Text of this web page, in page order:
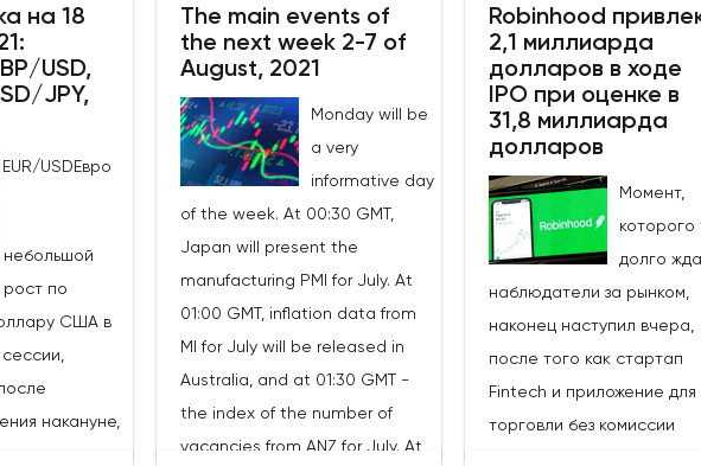
на 18
USD,
JPY,
EUR/USDЕвро
по
США в
накануне,
The main events of
the next week 2-7 of
August, 2021
Monday will be
a very
informative day
of the week. At 00:30 GMT,
Japan will present the
manufacturing PMI for July. At
01:00 GMT, inflation data from
MI for July will be released in
Australia, and at 01:30 GMT -
the index of the number of
vacancies from ANZ for July. At
Robinhood
2,1 миллиарда
долларов в ходе
IPO при оценке в
31,8 миллиарда
долларов
Момент,
которого
долго
наблюдатели за рынком,
наконец наступил вчера,
после того как стартап
Fintech и приложение для
торговли без комиссии